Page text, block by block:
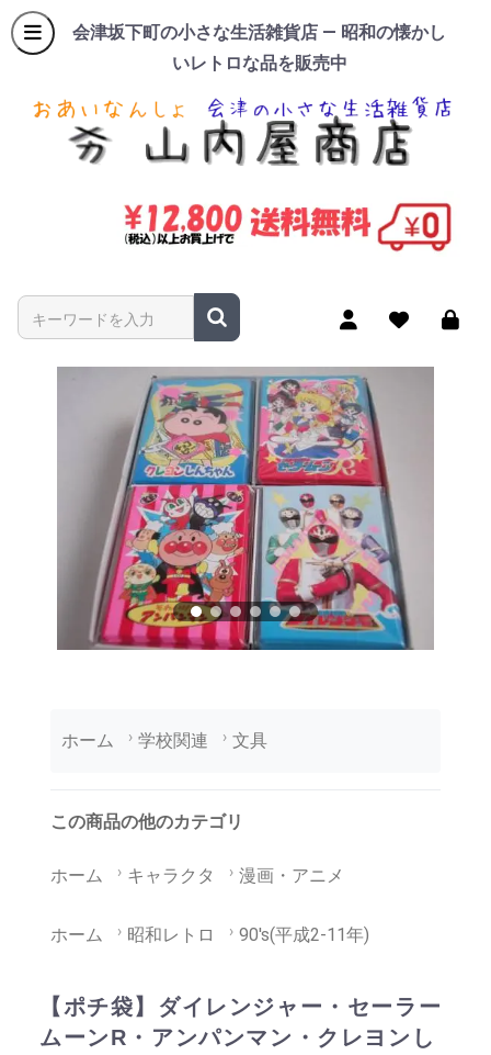
会津坂下町の小さな生活雑貨店 — 昭和の懐かし
いレトロな品を販売中
商品名やキーワードを入力
ホーム 学校関連 文具
この商品の他のカテゴリ
ホーム キャラクタ 漫画・アニメ
ホーム 昭和レトロ 90's(平成2-11年)
【ポチ袋】ダイレンジャー・セーラー
ムーンR・アンパンマン・クレヨンし